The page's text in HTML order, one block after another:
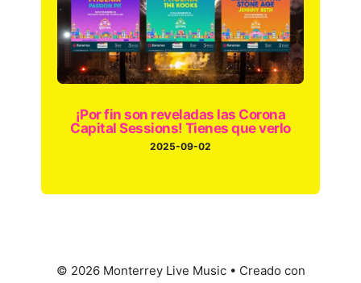
¡Por fin son reveladas las Corona
Capital Sessions! Tienes que verlo
2025-09-02
© 2026 Monterrey Live Music• Creado con